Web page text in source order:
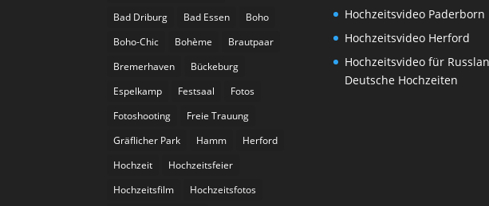
Bad Driburg
Bad Essen
Boho
Boho-Chic
Bohème
Brautpaar
Bremerhaven
Bückeburg
Espelkamp
Festsaal
Fotos
Fotoshooting
Freie Trauung
Gräflicher Park
Hamm
Herford
Hochzeit
Hochzeitsfeier
Hochzeitsfilm
Hochzeitsfotos
Hochzeitsvideo Paderborn
Hochzeitsvideo Herford
Hochzeitsvideo für
Deutsche Hochzeiten